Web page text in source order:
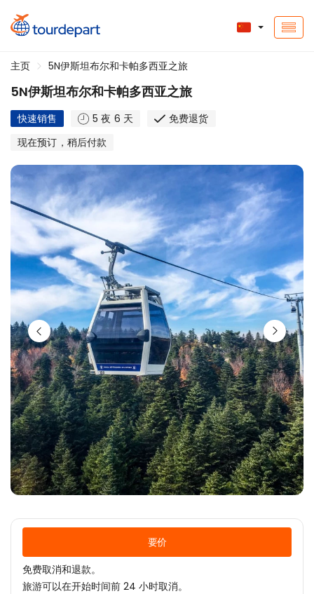
主页 5N伊斯坦布尔和卡帕多西亚之旅
5N伊斯坦布尔和卡帕多西亚之旅
快速销售 5 夜 6 天
免费退货
现在预订，稍后付款
要价
免费取消和退款。
旅游可以在开始时间前 24 小时取消。